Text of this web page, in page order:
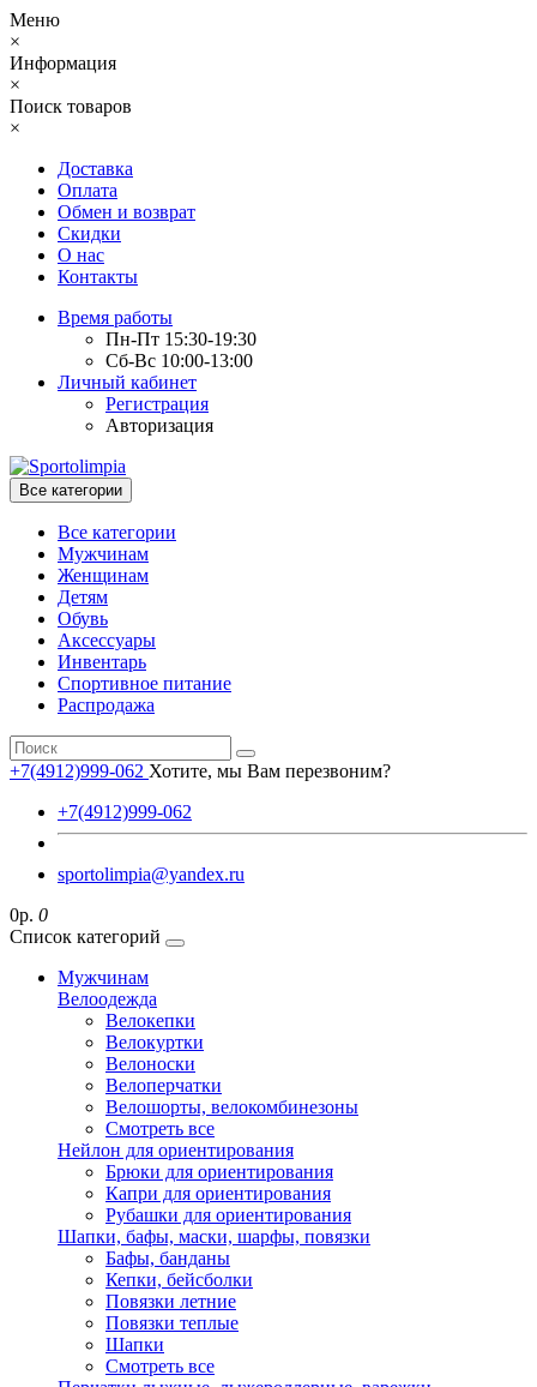
Меню
×
Информация
×
Поиск товаров
×
Доставка
Оплата
Обмен и возврат
Скидки
О нас
Контакты
Время работы
Пн-Пт 15:30-19:30
Сб-Вс 10:00-13:00
Личный кабинет
Регистрация
Авторизация
Все категории
Все категории
Мужчинам
Женщинам
Детям
Обувь
Аксессуары
Инвентарь
Спортивное питание
Распродажа
+7(4912)999-062 Хотите, мы Вам перезвоним?
+7(4912)999-062
sportolimpia@yandex.ru
0р. 0
Список категорий
Мужчинам
Велоодежда
Велокепки
Велокуртки
Велоноски
Велоперчатки
Велошорты, велокомбинезоны
Смотреть все
Нейлон для ориентирования
Брюки для ориентирования
Капри для ориентирования
Рубашки для ориентирования
Шапки, бафы, маски, шарфы, повязки
Бафы, банданы
Кепки, бейсболки
Повязки летние
Повязки теплые
Шапки
Смотреть все